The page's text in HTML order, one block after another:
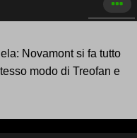
Novamont si fa tutto
modo di Treofan e